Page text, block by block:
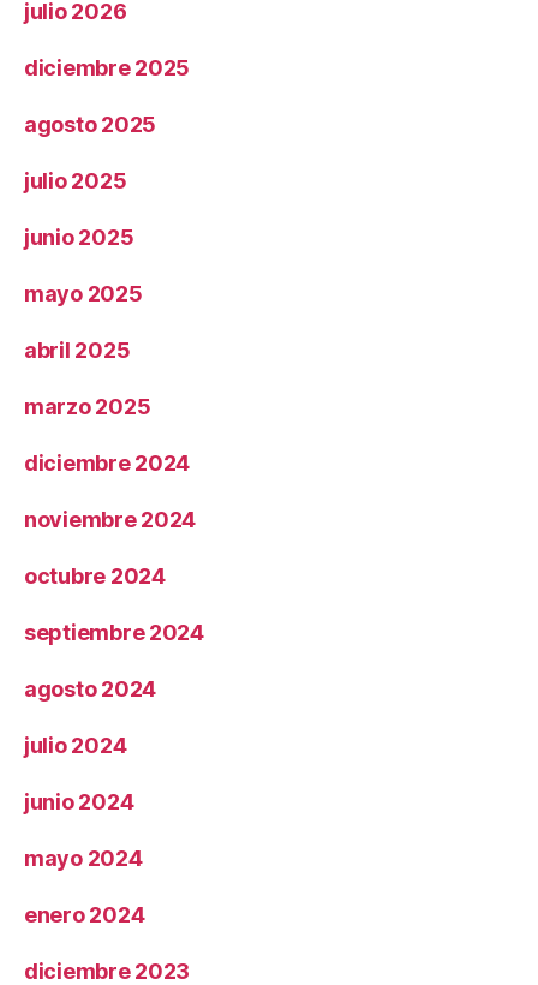
julio 2026
diciembre 2025
agosto 2025
julio 2025
junio 2025
mayo 2025
abril 2025
marzo 2025
diciembre 2024
noviembre 2024
octubre 2024
septiembre 2024
agosto 2024
julio 2024
junio 2024
mayo 2024
enero 2024
diciembre 2023